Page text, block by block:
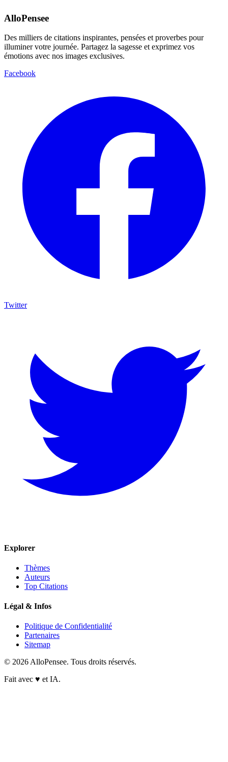
AlloPensee
Des milliers de citations inspirantes, pensées et proverbes pour
illuminer votre journée. Partagez la sagesse et exprimez vos
émotions avec nos images exclusives.
Facebook
Twitter
Explorer
Thèmes
Auteurs
Top Citations
Légal & Infos
Politique de Confidentialité
Partenaires
Sitemap
© 2026 AlloPensee. Tous droits réservés.
Fait avec ♥ et IA.